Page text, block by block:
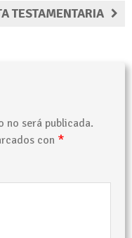
TESTAMENTARIA
no será publicada.
con *